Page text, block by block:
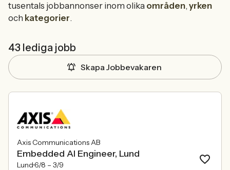
tusentals jobbannonser inom olika områden,yrken
och kategorier.
43 lediga jobb
Skapa Jobbevakaren
Axis Communications AB
Embedded AI Engineer, Lund
Lund6/8 – 3/9